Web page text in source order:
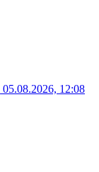
05.08.2026, 12:08